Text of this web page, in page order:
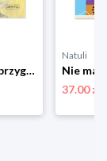
Wieliczka, czyli przygoda w kopalni. Czytam sobie. Poziom 3 Harper colins / harper kids
Natuli
37.00 zł